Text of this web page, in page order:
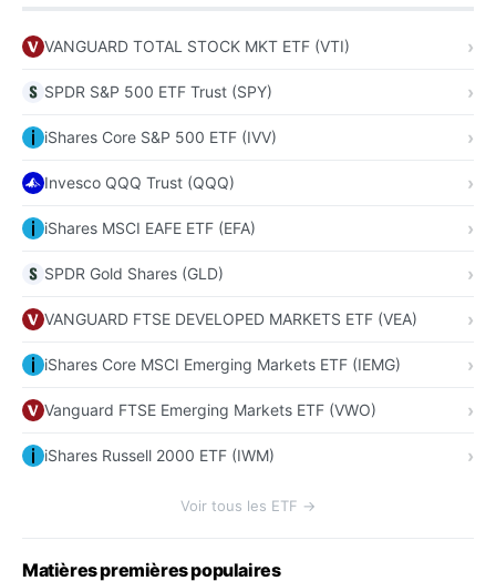
VANGUARD TOTAL STOCK MKT ETF (VTI)
SPDR S&P 500 ETF Trust (SPY)
iShares Core S&P 500 ETF (IVV)
Invesco QQQ Trust (QQQ)
iShares MSCI EAFE ETF (EFA)
SPDR Gold Shares (GLD)
VANGUARD FTSE DEVELOPED MARKETS ETF (VEA)
iShares Core MSCI Emerging Markets ETF (IEMG)
Vanguard FTSE Emerging Markets ETF (VWO)
iShares Russell 2000 ETF (IWM)
Voir tous les ETF →
Matières premières populaires